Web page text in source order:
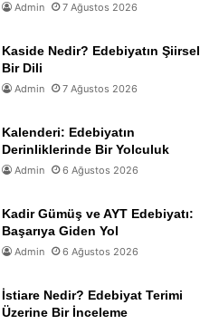
Admin 7 Ağustos 2026
Kaside Nedir? Edebiyatın Şiirsel
Bir Dili
Admin 7 Ağustos 2026
Kalenderi: Edebiyatın
Derinliklerinde Bir Yolculuk
Admin 6 Ağustos 2026
Kadir Gümüş ve AYT Edebiyatı:
Başarıya Giden Yol
Admin 6 Ağustos 2026
İstiare Nedir? Edebiyat Terimi
Üzerine Bir İnceleme